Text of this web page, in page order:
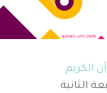
الكريم
الثانية